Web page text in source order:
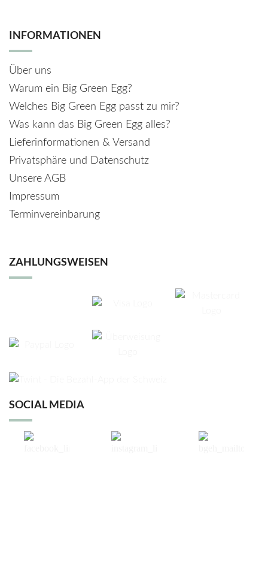
INFORMATIONEN
Über uns
Warum ein Big Green Egg?
Welches Big Green Egg passt zu mir?
Was kann das Big Green Egg alles?
Lieferinformationen & Versand
Privatsphäre und Datenschutz
Unsere AGB
Impressum
Terminvereinbarung
ZAHLUNGSWEISEN
SOCIAL MEDIA